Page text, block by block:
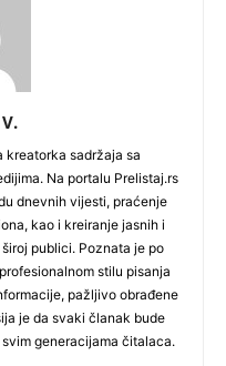
kreatorka sadržaja sa
Na portalu Prelistaj.rs
dnevnih vijesti, praćenje
kao i kreiranje jasnih i
publici. Poznata je po
stilu pisanja
pažljivo obrađene
je da svaki članak bude
generacijama čitalaca.